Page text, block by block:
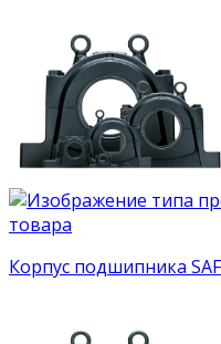
Корпус подшипника SAF